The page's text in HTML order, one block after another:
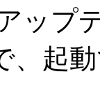
ップ
、起